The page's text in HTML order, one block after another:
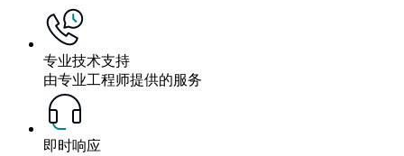
专业技术支持
由专业工程师提供的服务
即时响应